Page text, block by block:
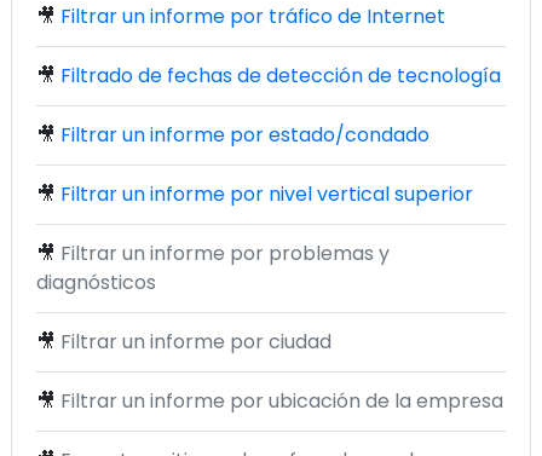
🎥 Filtrar un informe por tráfico de Internet
🎥 Filtrado de fechas de detección de tecnología
🎥 Filtrar un informe por estado/condado
🎥 Filtrar un informe por nivel vertical superior
🎥 Filtrar un informe por problemas y
diagnósticos
🎥 Filtrar un informe por ciudad
🎥 Filtrar un informe por ubicación de la empresa